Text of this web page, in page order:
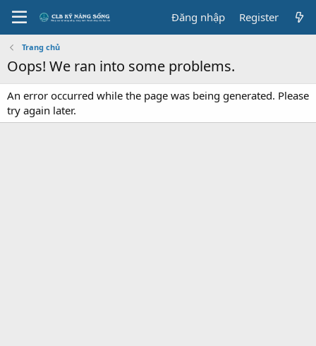
Đăng nhập Register
Trang chủ
Oops! We ran into some problems.
An error occurred while the page was being generated. Please
try again later.